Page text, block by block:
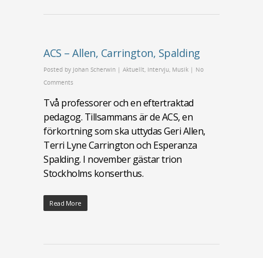
ACS – Allen, Carrington, Spalding
Posted by Johan Scherwin | Aktuellt Intervju Musik | No
Comments
Två professorer och en eftertraktad
pedagog. Tillsammans är de ACS, en
förkortning som ska uttydas Geri Allen,
Terri Lyne Carrington och Esperanza
Spalding. I november gästar trion
Stockholms konserthus.
Read More